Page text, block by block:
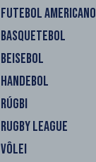
FUTEBOL AMERICANO
BASQUETEBOL
BEISEBOL
HANDEBOL
RÚGBI
RUGBY LEAGUE
VÔLEI